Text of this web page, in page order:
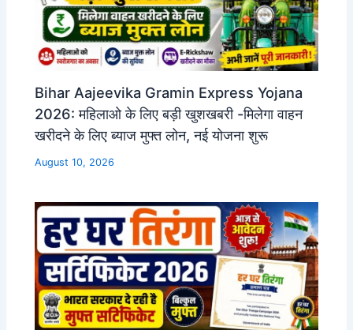
Bihar Aajeevika Gramin Express Yojana
2026: महिलाओ के लिए बड़ी खुशखबरी -मिलेगा वाहन
खरीदने के लिए ब्याज मुफ्त लोन, नई योजना शुरू
August 10, 2026